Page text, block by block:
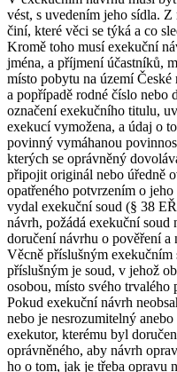
vést, s uvedením jeho sídla.
činí, které věci se týká a co
Kromě toho musí exekuční
jména, a příjmení účastníků,
místo pobytu na území
a popřípadě rodné číslo nebo
označení exekučního titulu,
exekucí vymožena, a údaj o
povinný vymáhanou
kterých se oprávněný
připojit originál nebo úředně
opatřeného potvrzením o
vydal exekuční soud (§ 38
návrh, požádá exekuční soud
doručení návrhu o pověření a
Věcně příslušným exekučním
příslušným je soud, v jehož
osobou, místo svého
Pokud exekuční návrh
nebo je nesrozumitelný
exekutor, kterému byl
oprávněného, aby návrh
ho o tom, jak je třeba opravu